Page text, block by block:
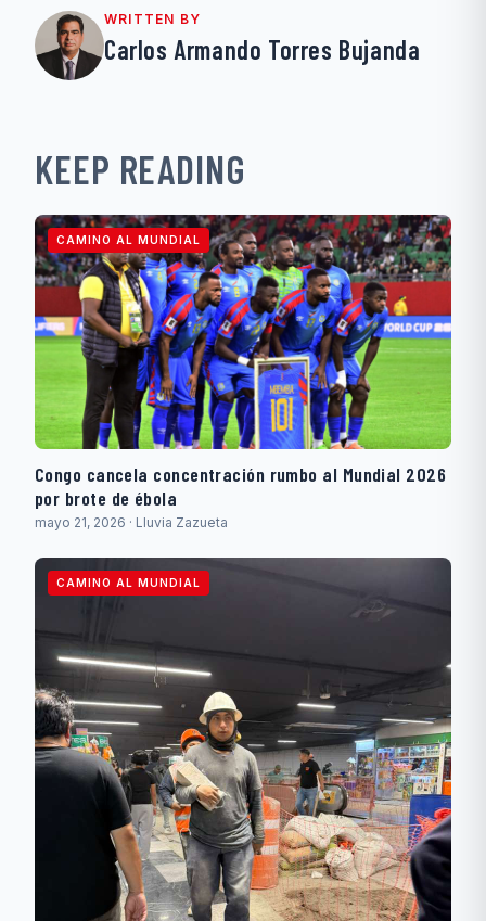
WRITTEN BY
Carlos Armando Torres Bujanda
KEEP READING
CAMINO AL MUNDIAL
Congo cancela concentración rumbo al Mundial 2026
por brote de ébola
mayo 21, 2026 · Lluvia Zazueta
CAMINO AL MUNDIAL